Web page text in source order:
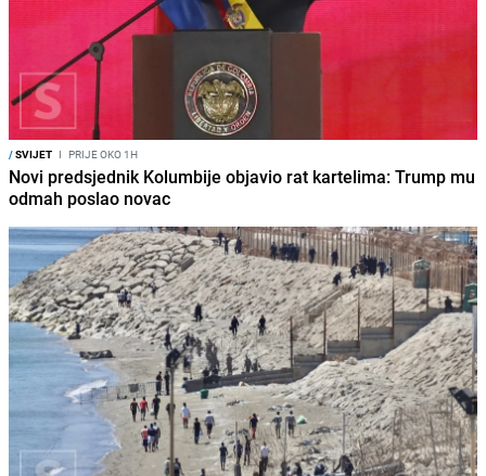
/SVIJET I PRIJE OKO 1H
Novi predsjednik Kolumbije objavio rat kartelima: Trump mu
odmah poslao novac